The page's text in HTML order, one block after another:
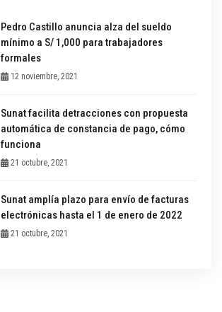
Pedro Castillo anuncia alza del sueldo
mínimo a S/ 1,000 para trabajadores
formales
12 noviembre, 2021
Sunat facilita detracciones con propuesta
automática de constancia de pago, cómo
funciona
21 octubre, 2021
Sunat amplía plazo para envío de facturas
electrónicas hasta el 1 de enero de 2022
21 octubre, 2021